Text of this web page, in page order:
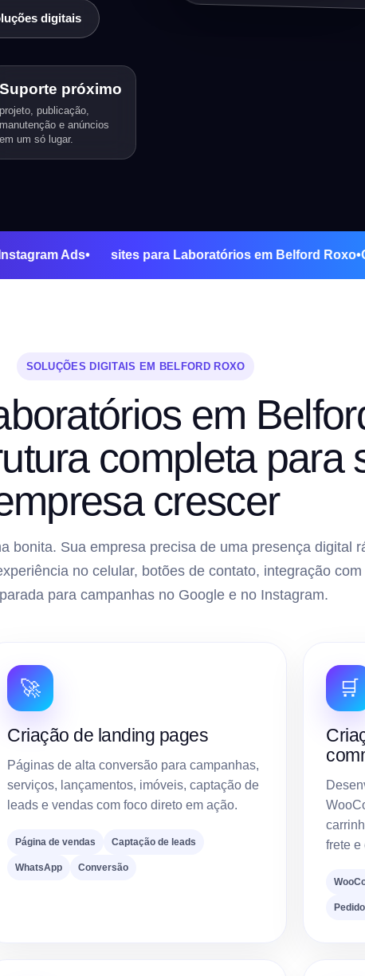
digitais
Suporte próximo
projeto, publicação,
manutenção e anúncios
em um só lugar.
Ads•Instagram Ads• sites para Laboratórios em Belford
SOLUÇÕES DIGITAIS EM BELFORD ROXO
em
completa para
crescer
bonita. Sua empresa precisa de uma presença digital
no celular, botões de contato, integração
para campanhas no Google e no Instagram.
🚀
Criação de landing pages
Páginas de alta conversão para campanhas,
serviços, lançamentos, imóveis, captação de
leads e vendas com foco direto em ação.
Página de vendas Captação de leads
WhatsApp Conversão
🛒
frete e